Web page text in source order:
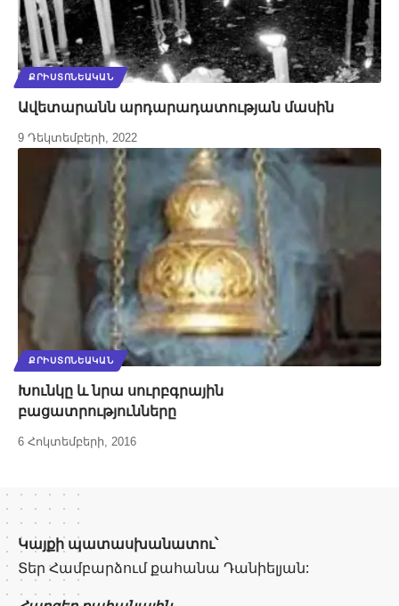
ՔՐԻՍՏՈՆԵԱԿԱՆ
Ավետարանն արդարադատության մասին
9 Դեկտեմբերի, 2022
ՔՐԻՍՏՈՆԵԱԿԱՆ
Խունկը և նրա սուրբգրային
բացատրությունները
6 Հոկտեմբերի, 2016
Կայքի պատասխանատու՝
Տեր Համբարձում քահանա Դանիելյան: